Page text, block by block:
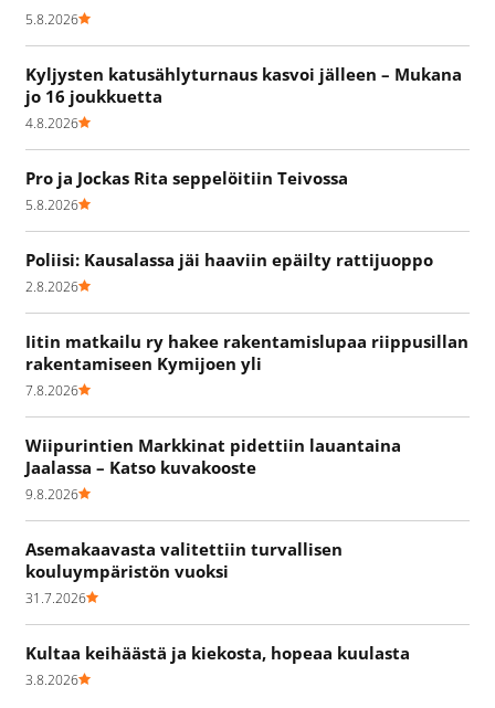
5.8.2026
Kyljysten katusählyturnaus kasvoi jälleen – Mukana
jo 16 joukkuetta
4.8.2026
Pro ja Jockas Rita seppelöitiin Teivossa
5.8.2026
Poliisi: Kausalassa jäi haaviin epäilty rattijuoppo
2.8.2026
Iitin matkailu ry hakee rakentamislupaa riippusillan
rakentamiseen Kymijoen yli
7.8.2026
Wiipurintien Markkinat pidettiin lauantaina
Jaalassa – Katso kuvakooste
9.8.2026
Asemakaavasta valitettiin turvallisen
kouluympäristön vuoksi
31.7.2026
Kultaa keihäästä ja kiekosta, hopeaa kuulasta
3.8.2026